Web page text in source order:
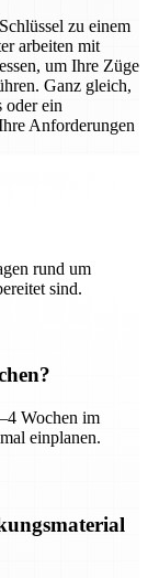
zu einem
arbeiten mit
um Ihre Züge
Ganz gleich,
oder ein
Anforderungen
rund um
sind.
Wochen im
einplanen.